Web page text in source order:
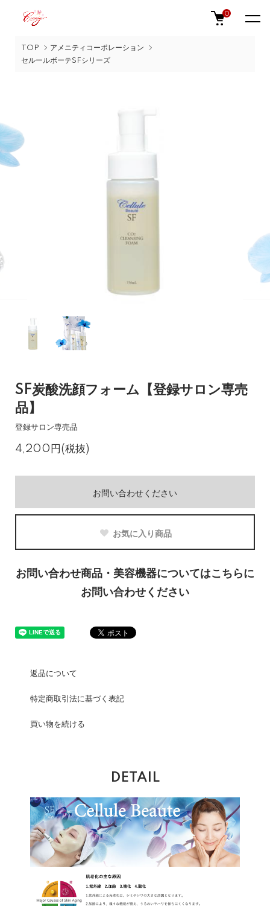
0
TOP
アメニティコーポレーション
セルールボーテSFシリーズ
SF炭酸洗顔フォーム【登録サロン専売
品】
登録サロン専売品
4,200円(税抜)
お問い合わせください
お気に入り商品
お問い合わせ商品・美容機器についてはこちらに
お問い合わせください
返品について
特定商取引法に基づく表記
買い物を続ける
DETAIL